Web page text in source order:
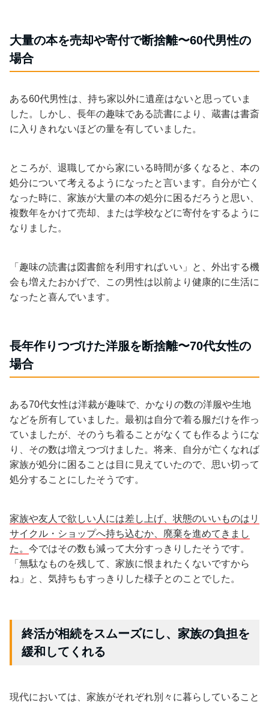
大量の本を売却や寄付で断捨離〜60代男性の
場合
ある60代男性は、持ち家以外に遺産はないと思っていま
した。しかし、長年の趣味である読書により、蔵書は書斎
に入りきれないほどの量を有していました。
ところが、退職してから家にいる時間が多くなると、本の
処分について考えるようになったと言います。自分が亡く
なった時に、家族が大量の本の処分に困るだろうと思い、
複数年をかけて売却、または学校などに寄付をするように
なりました。
「趣味の読書は図書館を利用すればいい」と、外出する機
会も増えたおかげで、この男性は以前より健康的に生活に
なったと喜んでいます。
長年作りつづけた洋服を断捨離〜70代女性の
場合
ある70代女性は洋裁が趣味で、かなりの数の洋服や生地
などを所有していました。最初は自分で着る服だけを作っ
ていましたが、そのうち着ることがなくても作るようにな
り、その数は増えつづけました。将来、自分が亡くなれば
家族が処分に困ることは目に見えていたので、思い切って
処分することにしたそうです。
家族や友人で欲しい人には差し上げ、状態のいいものはリ
サイクル・ショップへ持ち込むか、廃棄を進めてきまし
た。 今ではその数も減って大分すっきりしたそうです。
「無駄なものを残して、家族に恨まれたくないですから
ね」と、気持ちもすっきりした様子とのことでした。
終活が相続をスムーズにし、家族の負担を
緩和してくれる
現代においては、家族がそれぞれ別々に暮らしていること